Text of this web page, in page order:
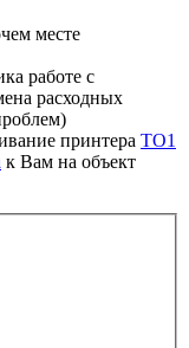
месте
работе с
расходных
принтера ТО1
к Вам на объект